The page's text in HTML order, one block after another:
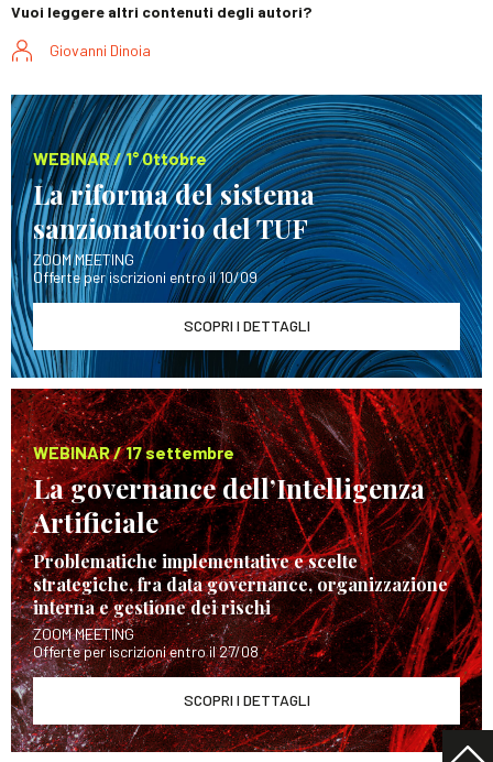
Vuoi leggere altri contenuti degli autori?
Giovanni Dinoia
WEBINAR / 1° Ottobre
La riforma del sistema
sanzionatorio del TUF
ZOOM MEETING
Offerte per iscrizioni entro il 10/09
SCOPRI I DETTAGLI
WEBINAR / 17 settembre
La governance dell’Intelligenza
Artificiale
Problematiche implementative e scelte
strategiche, fra data governance, organizzazione
interna e gestione dei rischi
ZOOM MEETING
Offerte per iscrizioni entro il 27/08
SCOPRI I DETTAGLI